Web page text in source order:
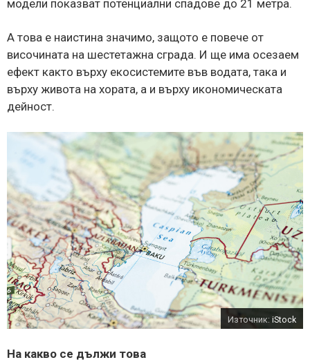
модели показват потенциални спадове до 21 метра.
А това е наистина значимо, защото е повече от
височината на шестетажна сграда. И ще има осезаем
ефект както върху екосистемите във водата, така и
върху живота на хората, а и върху икономическата
дейност.
Източник: iStock
На какво се дължи това